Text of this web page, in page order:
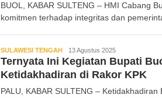
BUOL, KABAR SULTENG – HMI Cabang
komitmen terhadap integritas dan
SULAWESI TENGAH Kabar
Sulteng
13 Agustus 2025
Ternyata Ini Kegiatan Bupati
Ketidakhadiran di Rakor KPK
PALU, KABAR SULTENG –